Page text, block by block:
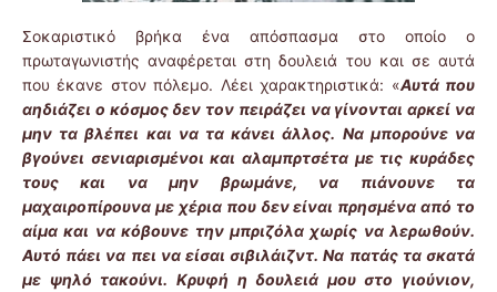
Σοκαριστικό βρήκα ένα απόσπασμα στο οποίο ο
πρωταγωνιστής αναφέρεται στη δουλειά του και σε αυτά
που έκανε στον πόλεμο. Λέει χαρακτηριστικά: «Αυτά που
αηδιάζει ο κόσμος δεν τον πειράζει να γίνονται αρκεί να
μην τα βλέπει και να τα κάνει άλλος. Να μπορούνε να
βγούνει σενιαρισμένοι και αλαμπρτσέτα με τις κυράδες
τους και να μην βρωμάνε, να πιάνουνε τα
μαχαιροπίρουνα με χέρια που δεν είναι πρησμένα από το
αίμα και να κόβουνε την μπριζόλα χωρίς να λερωθούν.
Αυτό πάει να πει να είσαι σιβιλάιζντ. Να πατάς τα σκατά
με ψηλό τακούνι. Κρυφή η δουλειά μου στο γιούνιον,